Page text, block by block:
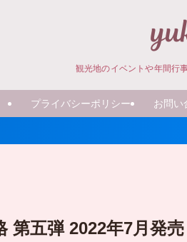
観光地のイベントや年間行
プライバシーポリシー お問い
五弾 2022年7月発